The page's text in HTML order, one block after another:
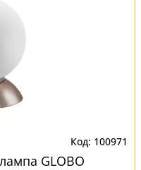
100971
GLOBO